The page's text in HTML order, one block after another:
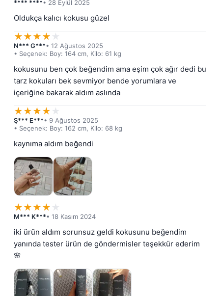
**** ****• 28 Eylül 2025
Oldukça kalıcı kokusu güzel
★★★★ ★
N*** G***• 12 Ağustos 2025
• Seçenek: Boy: 164 cm, Kilo: 61 kg
kokusunu ben çok beğendim ama eşim çok ağır dedi bu
tarz kokuları bek sevmiyor bende yorumlara ve
içeriğine bakarak aldım aslında
★★★★ ★
Ş*** E***• 9 Ağustos 2025
• Seçenek: Boy: 162 cm, Kilo: 68 kg
kaynıma aldım beğendi
★★★★ ★
M*** K***• 18 Kasım 2024
iki ürün aldım sorunsuz geldi kokusunu beğendim
yanında tester ürün de göndermisler teşekkür ederim
🌸